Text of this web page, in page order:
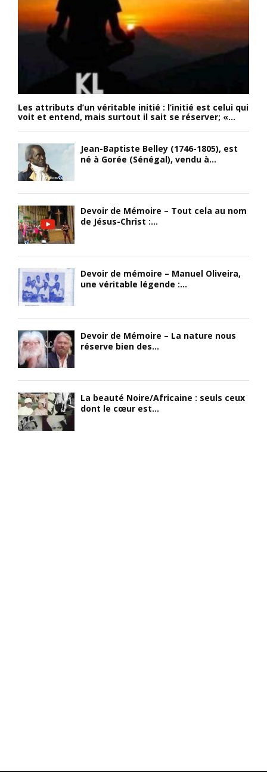
Les attributs d’un véritable initié : l’initié est celui qui
voit et entend, mais surtout il sait se réserver; «...
Jean-Baptiste Belley (1746-1805), est
né à Gorée (Sénégal), vendu à...
Devoir de Mémoire – Tout cela au nom
de Jésus-Christ :...
Devoir de mémoire – Manuel Oliveira,
une véritable légende :...
Devoir de Mémoire – La nature nous
réserve bien des...
La beauté Noire/Africaine : seuls ceux
dont le cœur est...